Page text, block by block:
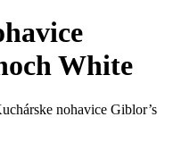
White
nohavice Giblor’s